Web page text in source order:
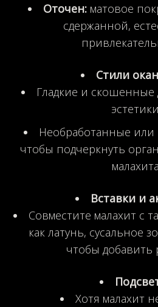
Оточен:матовое
сдержанной,
Стили
Гладкие и
Необработанные
чтобы подчеркнуть
Вставки и
Совместите малахит с
как латунь, сусальное
чтобы добавить
Хотя малахит